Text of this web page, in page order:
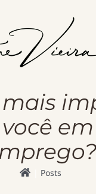
mais
Posts